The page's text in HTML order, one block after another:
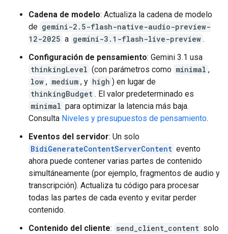
Cadena de modelo: Actualiza la cadena de modelo
de gemini-2.5-flash-native-audio-preview-
12-2025 a gemini-3.1-flash-live-preview .
Configuración de pensamiento: Gemini 3.1 usa
thinkingLevel (con parámetros como minimal ,
low , medium , y high ) en lugar de
thinkingBudget . El valor predeterminado es
minimal para optimizar la latencia más baja.
Consulta Niveles y presupuestos de pensamiento.
Eventos del servidor: Un solo
BidiGenerateContentServerContent evento
ahora puede contener varias partes de contenido
simultáneamente (por ejemplo, fragmentos de audio y
transcripción). Actualiza tu código para procesar
todas las partes de cada evento y evitar perder
contenido.
Contenido del cliente: send_client_content solo